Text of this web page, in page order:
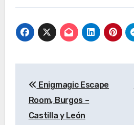
Castilla y León
de
entradas
Enigmagic Escape
Room, Burgos –
Castilla y León